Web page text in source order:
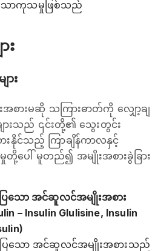
ာကုသမှုဖြစ်သည်
း
ား
းမဆို သကြားဓာတ်ကို လျှော့ချ
ားသည် ၎င်းတို့၏ သွေးတွင်း
းနိုင်သည့် ကြာချိန်ကာလနှင့်
တို့ပေါ် မူတည်၍ အမျိုးအစားခွဲခြား
ြသော အင်ဆူလင်အမျိုးအစား
– Insulin Glulisine, Insulin
ပြသော အင်ဆူလင်အမျိုးအစားသည်